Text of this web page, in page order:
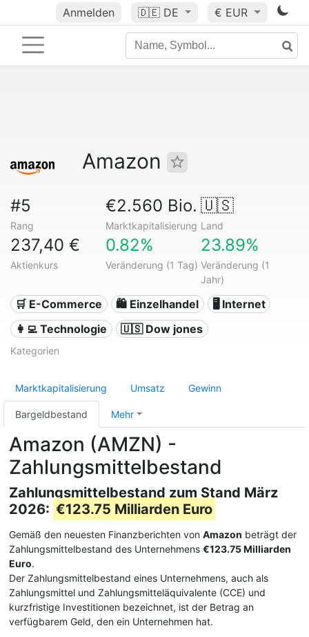
Anmelden 🇩🇪 DE € EUR
Amazon
#5
Rang
€2.560 Bio.
Marktkapitalisierung
🇺🇸
Land
237,40 €
Aktienkurs
0.82%
Veränderung (1 Tag)
23.89%
Veränderung (1
Jahr)
🛒 E-Commerce 🛍️ Einzelhandel
🖥️ Internet
👩‍💻 Technologie
🇺🇸 Dow jones
Kategorien
Marktkapitalisierung Umsatz Gewinn
Bargeldbestand Mehr
Amazon (AMZN) -
Zahlungsmittelbestand
Zahlungsmittelbestand zum Stand März
2026: €123.75 Milliarden Euro
Gemäß den neuesten Finanzberichten von Amazon beträgt der
Zahlungsmittelbestand des Unternehmens €123.75 Milliarden
Euro.
Der Zahlungsmittelbestand eines Unternehmens, auch als
Zahlungsmittel und Zahlungsmitteläquivalente (CCE) und
kurzfristige Investitionen bezeichnet, ist der Betrag an
verfügbarem Geld, den ein Unternehmen hat.